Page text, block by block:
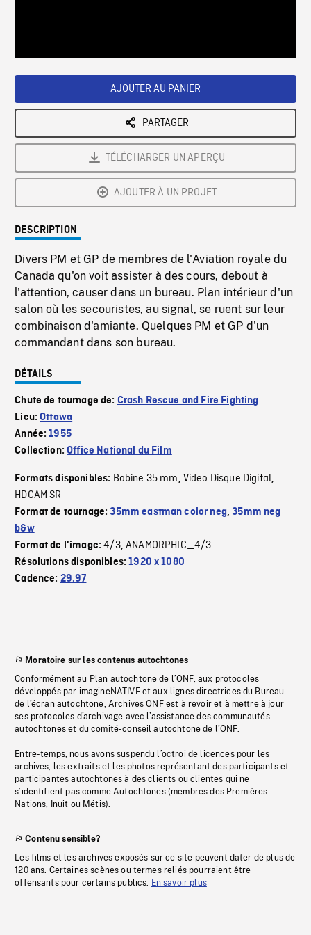
AJOUTER AU PANIER
PARTAGER
TÉLÉCHARGER UN APERÇU
AJOUTER À UN PROJET
DESCRIPTION
Divers PM et GP de membres de l'Aviation royale du
Canada qu'on voit assister à des cours, debout à
l'attention, causer dans un bureau. Plan intérieur d'un
salon où les secouristes, au signal, se ruent sur leur
combinaison d'amiante. Quelques PM et GP d'un
commandant dans son bureau.
DÉTAILS
Chute de tournage de: Crash Rescue and Fire Fighting
Lieu:Ottawa
Année:1955
Collection:Office National du Film
Formats disponibles: Bobine 35 mm, Video Disque Digital,
HDCAM SR
Format de tournage:35mm eastman color neg,35mm neg
b&w
Format de l'image:4/3,ANAMORPHIC_4/3
Résolutions disponibles:1920 x 1080
Cadence: 29.97
Moratoire sur les contenus autochtones
Conformément au Plan autochtone de l’ONF, aux protocoles
développés par imagineNATIVE et aux lignes directrices du Bureau
de l’écran autochtone, Archives ONF est à revoir et à mettre à jour
ses protocoles d’archivage avec l’assistance des communautés
autochtones et du comité-conseil autochtone de l’ONF.
Entre-temps, nous avons suspendu l’octroi de licences pour les
archives, les extraits et les photos représentant des participants et
participantes autochtones à des clients ou clientes qui ne
s’identifient pas comme Autochtones (membres des Premières
Nations, Inuit ou Métis).
Contenu sensible?
Les films et les archives exposés sur ce site peuvent dater de plus de
120 ans. Certaines scènes ou termes reliés pourraient être
offensants pour certains publics. En savoir plus